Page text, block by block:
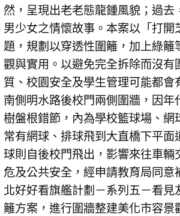
然，呈現出老老態龍鍾風貌；過去
男少女之情懷故事。本案以「打開
題，規劃以穿透性圍籬，加上綠籬
觀與實用。以避免完全拆除而沒有
質、校園安全及學生管理可能都會
南側明水路後校門兩側圍牆，因年
樹盤根錯節，內為學校籃球場、網
常有網球、排球飛到大直橋下平面
球則自後校門飛出，影響來往車輛
危及公共安全，經申請教育局同意
北好好看旗艦計劃－系列五－看見
籬方案，進行圍牆整建美化市容景